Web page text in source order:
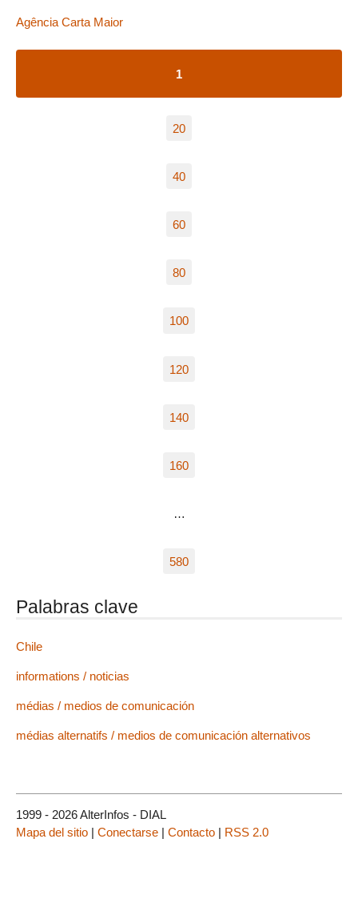
Agência Carta Maior
1
20
40
60
80
100
120
140
160
…
580
Palabras clave
Chile
informations / noticias
médias / medios de comunicación
médias alternatifs / medios de comunicación alternativos
1999 - 2026 AlterInfos - DIAL
Mapa del sitio | Conectarse | Contacto | RSS 2.0